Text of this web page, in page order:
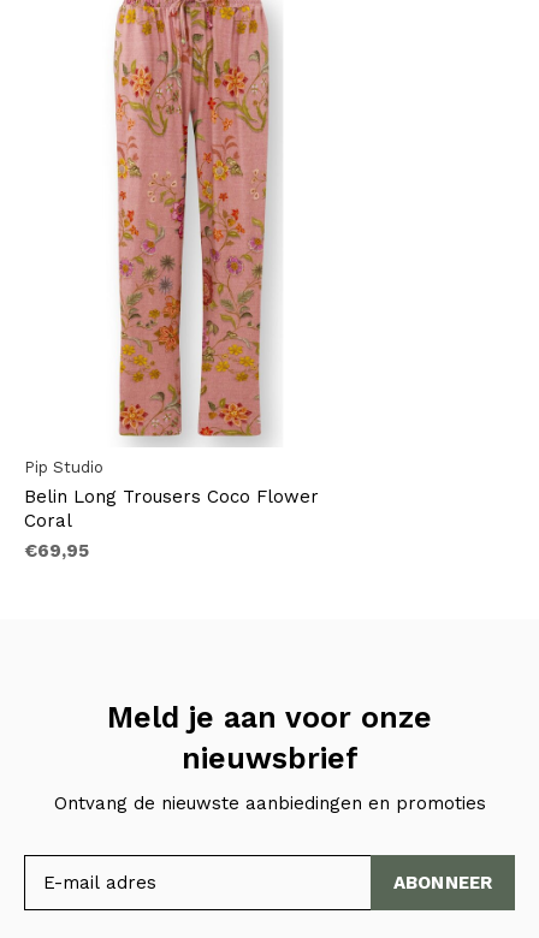
Pip Studio
Belin Long Trousers Coco Flower
Coral
€69,95
Meld je aan voor onze
nieuwsbrief
Ontvang de nieuwste aanbiedingen en promoties
ABONNEER